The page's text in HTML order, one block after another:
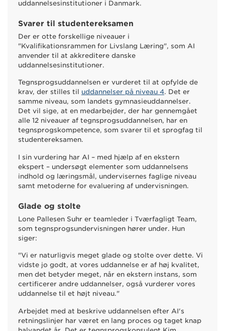
uddannelsesinstitutioner i Danmark.
Svarer til studentereksamen
Der er otte forskellige niveauer i
"Kvalifikationsrammen for Livslang Læring", som AI
anvender til at akkreditere danske
uddannelsesinstitutioner.
Tegnsprogsuddannelsen er vurderet til at opfylde de
krav, der stilles til uddannelser på niveau 4. Det er
samme niveau, som landets gymnasieuddannelser.
Det vil sige, at en medarbejder, der har gennemgået
alle 12 niveauer af tegnsprogsuddannelsen, har en
tegnsprogskompetence, som svarer til et sprogfag til
studentereksamen.
I sin vurdering har AI – med hjælp af en ekstern
ekspert – undersøgt elementer som uddannelsens
indhold og læringsmål, undervisernes faglige niveau
samt metoderne for evaluering af undervisningen.
Glade og stolte
Lone Pallesen Suhr er teamleder i Tværfagligt Team,
som tegnsprogsundervisningen hører under. Hun
siger:
"Vi er naturligvis meget glade og stolte over dette. Vi
vidste jo godt, at vores uddannelse er af høj kvalitet,
men det betyder meget, når en ekstern instans, som
certificerer andre uddannelser, også vurderer vores
uddannelse til et højt niveau."
Arbejdet med at beskrive uddannelsen efter AI's
retningslinjer har været en lang proces og taget knap